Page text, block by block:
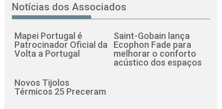
Notícias dos Associados
Mapei Portugal é
Patrocinador Oficial da
Volta a Portugal
Saint-Gobain lança
Ecophon Fade para
melhorar o conforto
acústico dos espaços
Novos Tijolos
Térmicos 25 Preceram